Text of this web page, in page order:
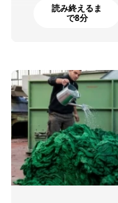
読み終えるま
で8分